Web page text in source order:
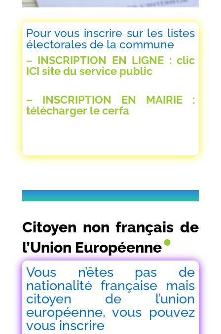
Pour vous inscrire sur les listes
électorales de la commune
– INSCRIPTION EN LIGNE : clic
ICI site du service public
–
INSCRIPTION EN MAIRIE :
télécharger le cerfa
Citoyen non français de
l’Union Européenne•
Vous n’êtes pas de
nationalité française mais
citoyen de l’union
européenne, vous pouvez
vous inscrire